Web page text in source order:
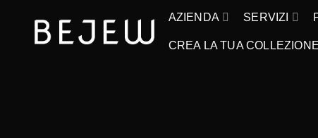
AZIENDA SERVIZI
CREA LA TUA COLLEZIONE